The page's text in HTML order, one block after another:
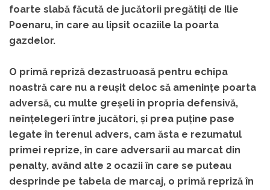
foarte slabă făcută de jucătorii pregătiți de Ilie
Poenaru, în care au lipsit ocaziile la poarta
gazdelor.
O primă repriză dezastruoasă pentru echipa
noastră care nu a reușit deloc să amenințe poarta
adversă, cu multe greșeli în propria defensivă,
neînțelegeri între jucători, și prea puține pase
legate în terenul advers, cam ăsta e rezumatul
primei reprize, în care adversarii au marcat din
penalty, având alte 2 ocazii în care se puteau
desprinde pe tabela de marcaj, o primă repriză în